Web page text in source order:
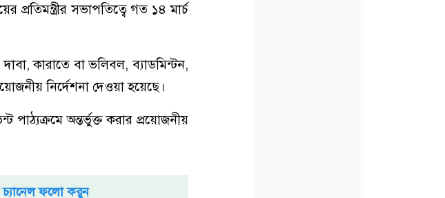
প্রতিমন্ত্রীর সভাপতিত্বে গত ১৪ মার্চ
কারাতে বা ভলিবল, ব্যাডমিন্টন,
নির্দেশনা দেওয়া হয়েছে।
পাঠ্যক্রমে অন্তর্ভুক্ত করার প্রয়োজনীয়
ফলো করুন